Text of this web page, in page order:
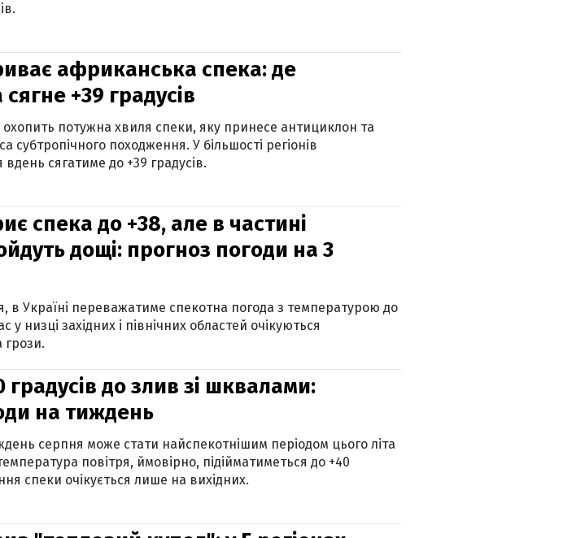
африканська спека: де
+39 градусів
потужна хвиля спеки, яку принесе антициклон та
субтропічного походження. У більшості регіонів
сягатиме до +39 градусів.
спека до +38, але в частині
дощі: прогноз погоди на 3
в Україні переважатиме спекотна погода з температурою до
у низці західних і північних областей очікуються
грози.
градусів до злив зі шквалами:
на тиждень
серпня може стати найспекотнішим періодом цього літа
повітря, ймовірно, підійматиметься до +40
спеки очікується лише на вихідних.